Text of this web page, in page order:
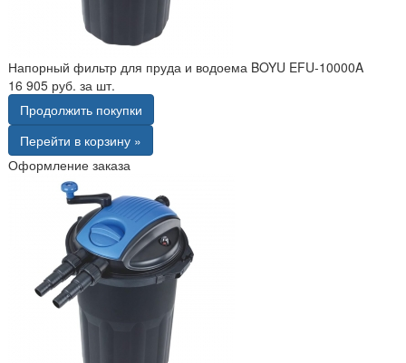
Напорный фильтр для пруда и водоема BOYU EFU-10000A
16 905 руб. за шт.
Продолжить покупки
Перейти в корзину »
Оформление заказа